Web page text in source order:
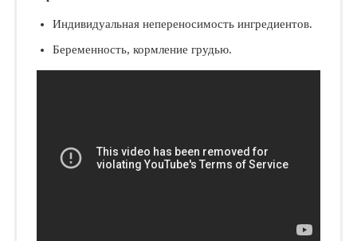
Индивидуальная непереносимость ингредиентов.
Беременность, кормление грудью.